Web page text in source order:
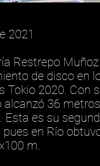
2021
Restrepo
de disco en
Tokio 2020. Con
alcanzó 36
Esta es su
pues en Río
m.